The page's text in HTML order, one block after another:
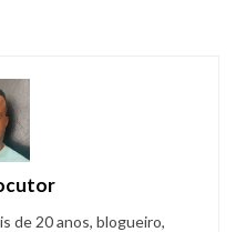
de 20 anos, blogueiro,